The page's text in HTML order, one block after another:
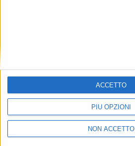
PIÙ OPZIONI
NON ACCETTO
ACCETTO